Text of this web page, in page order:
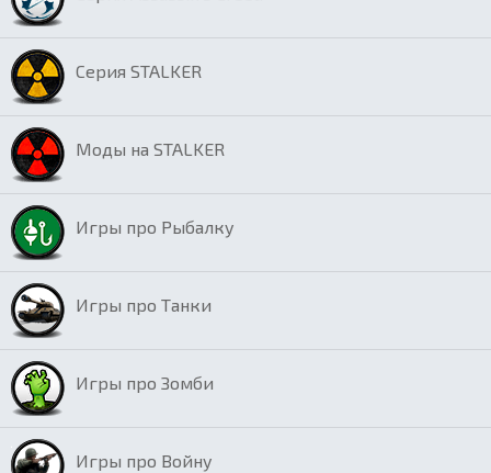
Серия STALKER
Моды на STALKER
Игры про Рыбалку
Игры про Танки
Игры про Зомби
Игры про Войну